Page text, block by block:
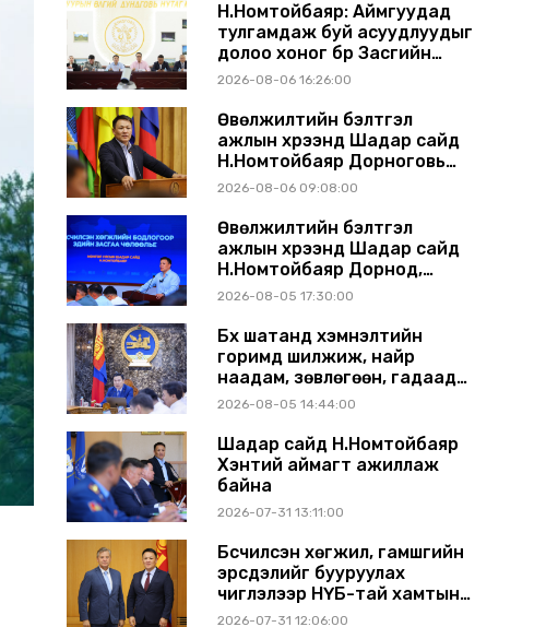
Н.Номтойбаяр: Аймгуудад
тулгамдаж буй асуудлуудыг
долоо хоног бүр Засгийн
газрын хуралдаанд
2026-08-06 16:26:00
Өвөлжилтийн бэлтгэл
ажлын хүрээнд Шадар сайд
Н.Номтойбаяр Дорноговь
аймагт ажиллав
2026-08-06 09:08:00
Өвөлжилтийн бэлтгэл
ажлын хүрээнд Шадар сайд
Н.Номтойбаяр Дорнод,
Сүхбаатар аймагт ажиллав
2026-08-05 17:30:00
Бүх шатанд хэмнэлтийн
горимд шилжиж, найр
наадам, зөвлөгөөн, гадаад
томилолтыг хориглолоо
2026-08-05 14:44:00
Шадар сайд Н.Номтойбаяр
Хэнтий аймагт ажиллаж
байна
2026-07-31 13:11:00
Бүсчилсэн хөгжил, гамшгийн
эрсдэлийг бууруулах
чиглэлээр НҮБ-тай хамтын
ажиллагаагаа өргөжүүлэхээр
2026-07-31 12:06:00